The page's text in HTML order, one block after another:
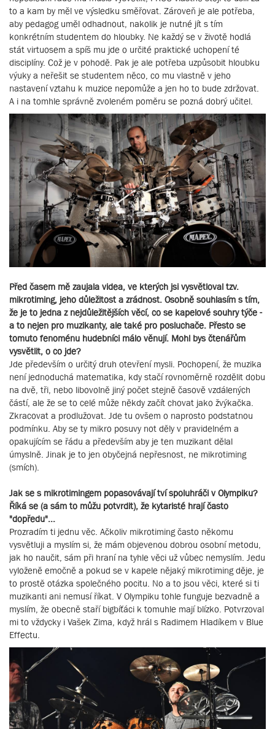
to a kam by měl ve výsledku směřovat. Zároveň je ale potřeba,
aby pedagog uměl odhadnout, nakolik je nutné jít s tím
konkrétním studentem do hloubky. Ne každý se v životě hodlá
stát virtuosem a spíš mu jde o určité praktické uchopení té
disciplíny. Což je v pohodě. Pak je ale potřeba uzpůsobit hloubku
výuky a neřešit se studentem něco, co mu vlastně v jeho
nastavení vztahu k muzice nepomůže a jen ho to bude zdržovat.
A i na tomhle správně zvoleném poměru se pozná dobrý učitel.
Před časem mě zaujala videa, ve kterých jsi vysvětloval tzv.
mikrotiming, jeho důležitost a zrádnost. Osobně souhlasím s tím,
že je to jedna z nejdůležitějších věcí, co se kapelové souhry týče -
a to nejen pro muzikanty, ale také pro posluchače. Přesto se
tomuto fenoménu hudebníci málo věnují. Mohl bys čtenářům
vysvětlit, o co jde?
Jde především o určitý druh otevření mysli. Pochopení, že muzika
není jednoduchá matematika, kdy stačí rovnoměrně rozdělit dobu
na dvě, tři, nebo libovolně jiný počet stejně časově vzdálených
částí, ale že se to celé může někdy začít chovat jako žvýkačka.
Zkracovat a prodlužovat. Jde tu ovšem o naprosto podstatnou
podmínku. Aby se ty mikro posuvy not děly v pravidelném a
opakujícím se řádu a především aby je ten muzikant dělal
úmyslně. Jinak je to jen obyčejná nepřesnost, ne mikrotiming
(smích).
Jak se s mikrotimingem popasovávají tví spoluhráči v Olympiku?
Říká se (a sám to můžu potvrdit), že kytaristé hrají často
"dopředu"...
Prozradím ti jednu věc. Ačkoliv mikrotiming často někomu
vysvětluji a myslím si, že mám objevenou dobrou osobní metodu,
jak ho naučit, sám při hraní na tyhle věci už vůbec nemyslím. Jedu
vyloženě emočně a pokud se v kapele nějaký mikrotiming děje, je
to prostě otázka společného pocitu. No a to jsou věci, které si ti
muzikanti ani nemusí říkat. V Olympiku tohle funguje bezvadně a
myslím, že obecně staří bigbíťáci k tomuhle mají blízko. Potvrzoval
mi to vždycky i Vašek Zima, když hrál s Radimem Hladíkem v Blue
Effectu.